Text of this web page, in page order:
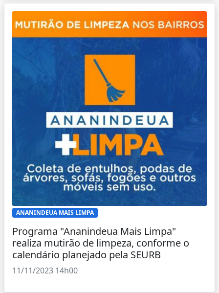
ANANINDEUA MAIS LIMPA
Programa "Ananindeua Mais Limpa"
realiza mutirão de limpeza, conforme o
calendário planejado pela SEURB
11/11/2023 14h00